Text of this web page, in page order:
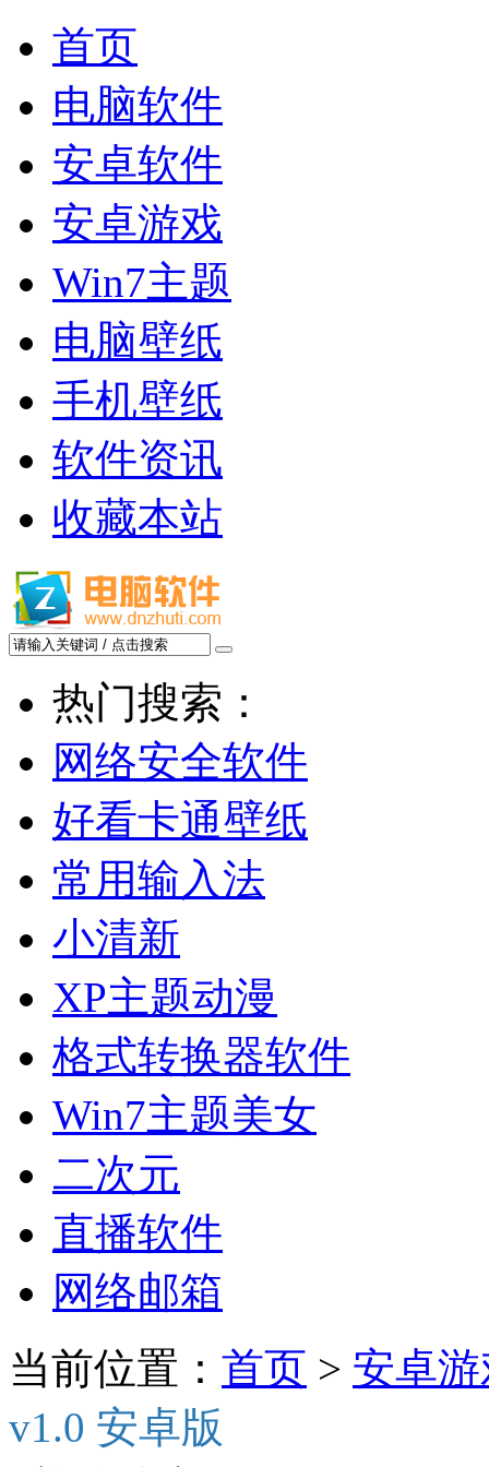
首页
电脑软件
安卓软件
安卓游戏
Win7主题
电脑壁纸
手机壁纸
软件资讯
收藏本站
热门搜索：
网络安全软件
好看卡通壁纸
常用输入法
小清新
XP主题动漫
格式转换器软件
Win7主题美女
二次元
直播软件
网络邮箱
当前位置： 首页 > 安卓
v1.0 安卓版